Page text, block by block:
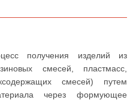
получения изделий из
смесей, пластмасс,
смесей) путем
через формующее